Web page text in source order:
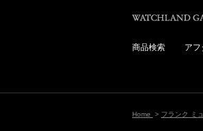
商品検索 アフ
Home > フランク ミ